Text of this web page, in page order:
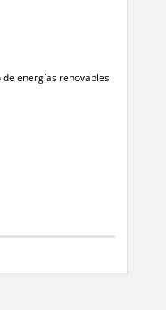
energías renovables